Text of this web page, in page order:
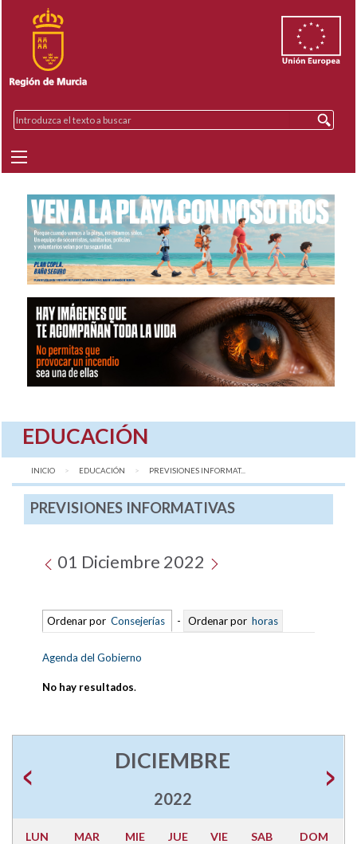
EDUCACIÓN
INICIO EDUCACIÓN AQUÍ:
PREVISIONES INFORMAT...
PREVISIONES INFORMATIVAS
01 Diciembre 2022
Ordenar por Consejerías - Ordenar por horas
Agenda del Gobierno
No hay resultados.
DICIEMBRE
2022
LUN MAR MIE JUE VIE SAB DOM